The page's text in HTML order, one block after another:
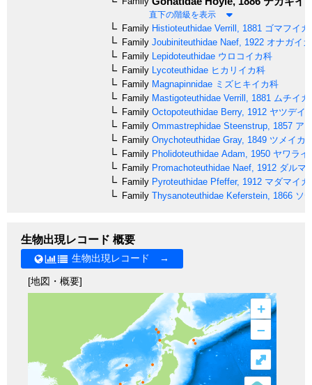
直下の階級を表示
Family Histioteuthidae Verrill, 1881 ゴマフイカ
Family Joubiniteuthidae Naef, 1922 オナガイ
Family Lepidoteuthidae ウロコイカ科
Family Lycoteuthidae ヒカリイカ科
Family Magnapinnidae ミズヒキイカ科
Family Mastigoteuthidae Verrill, 1881 ムチイカ
Family Octopoteuthidae Berry, 1912 ヤツデイ
Family Ommastrephidae Steenstrup, 1857 ア
Family Onychoteuthidae Gray, 1849 ツメイカ
Family Pholidoteuthidae Adam, 1950 ヤワライ
Family Promachoteuthidae Naef, 1912 ダルマ
Family Pyroteuthidae Pfeffer, 1912 マダマイカ
Family Thysanoteuthidae Keferstein, 1866 ソ
生物出現レコード 概要
生物出現レコード →
[地図・概要]
+
–
⤢